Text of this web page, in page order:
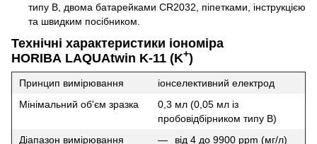
типу B, двома батарейками CR2032, піпетками, інструкцією
та швидким посібником.
Технічні характеристики іономіра
HORIBA LAQUAtwin K-11 (K+)
Принцип вимірювання
іонселективний електрод
Мінімальний об'єм зразка
0,3 мл (0,05 мл із
пробовідбірником типу B)
Діапазон вимірювання
від 4 до 9900 ppm (мг/л)